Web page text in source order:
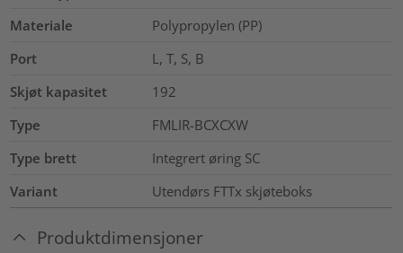
Materiale
Polypropylen (PP)
Port
L, T, S, B
Skjøt kapasitet
192
Type
FMLIR-BCXCXW
Type brett
Integrert øring SC
Variant
Utendørs FTTx skjøteboks
Produktdimensjoner